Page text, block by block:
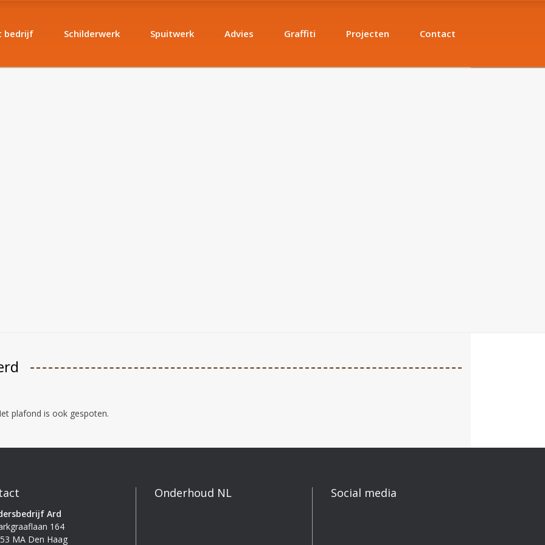
bedrijf Schilderwerk Spuitwerk Advies Graffiti Projecten Contact
plafond is ook gespoten.
Ard
164
MA Den Haag
Onderhoud NL Social media